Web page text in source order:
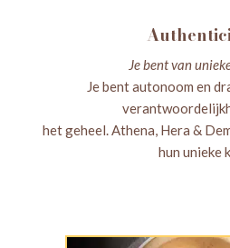
Je bent van
Je bent autonoom en
het geheel. Athena, Hera &
hun unieke